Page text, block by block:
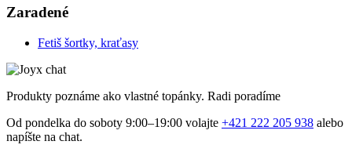
Zaradené
Fetiš šortky, kraťasy
Produkty poznáme ako vlastné topánky. Radi poradíme
Od pondelka do soboty 9:00–19:00 volajte +421 222 205 938 alebo
napíšte na chat.